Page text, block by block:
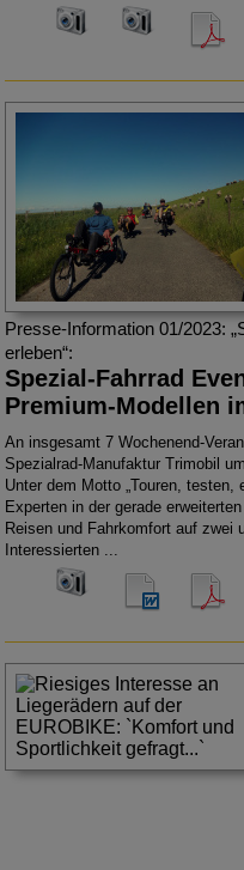
Presse-Information 01/2023:
erleben“:
Spezial-Fahrrad
Premium-Modellen
An insgesamt 7 Wochenend-
Spezialrad-Manufaktur Trimobil
Unter dem Motto „Touren, testen,
Experten in der gerade
Reisen und Fahrkomfort auf zwei
Interessierten ...